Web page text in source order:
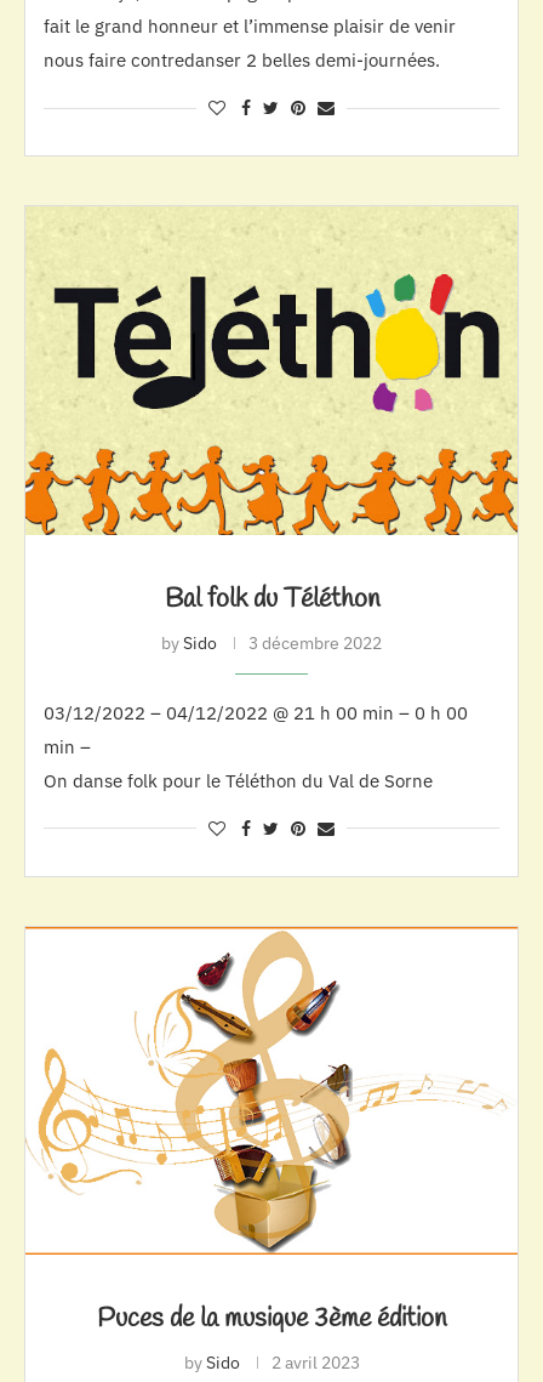
fait le grand honneur et l’immense plaisir de venir
nous faire contredanser 2 belles demi-journées.
Bal folk du Téléthon
bySido 3 décembre 2022
03/12/2022 – 04/12/2022 @ 21 h 00 min – 0 h 00
min –
On danse folk pour le Téléthon du Val de Sorne
Puces de la musique 3ème édition
bySido 2 avril 2023